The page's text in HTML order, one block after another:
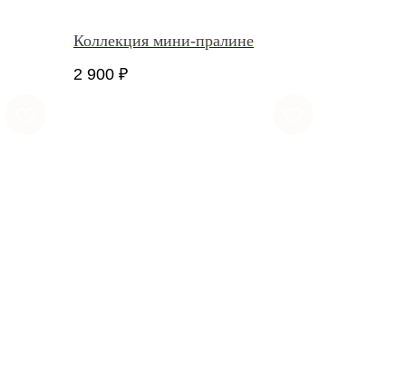
Коллекция мини-пралине
2 900 ₽